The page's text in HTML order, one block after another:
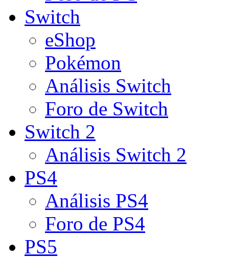
Switch
eShop
Pokémon
Análisis Switch
Foro de Switch
Switch 2
Análisis Switch 2
PS4
Análisis PS4
Foro de PS4
PS5